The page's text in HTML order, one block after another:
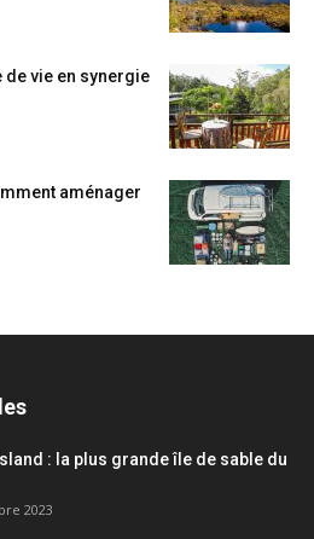
de vie en synergie
aménager
: la plus grande île de sable du
2023